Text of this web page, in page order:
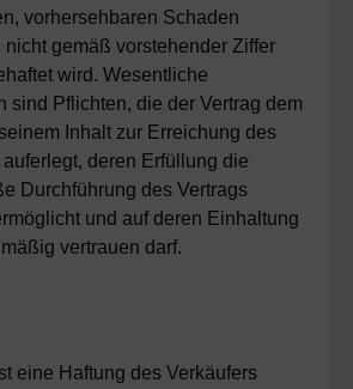
vorhersehbaren Schaden
nicht gemäß vorstehender Ziffer
wird. Wesentliche
sind Pflichten, die der Vertrag dem
Inhalt zur Erreichung des
deren Erfüllung die
Durchführung des Vertrags
und auf deren Einhaltung
vertrauen darf.
eine Haftung des Verkäufers